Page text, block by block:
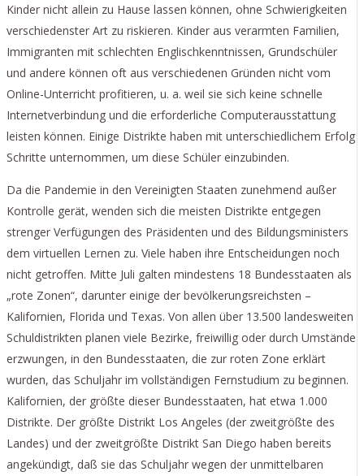
Kinder nicht allein zu Hause lassen können, ohne Schwierigkeiten
verschiedenster Art zu riskieren. Kinder aus verarmten Familien,
Immigranten mit schlechten Englischkenntnissen, Grundschüler
und andere können oft aus verschiedenen Gründen nicht vom
Online-Unterricht profitieren, u. a. weil sie sich keine schnelle
Internetverbindung und die erforderliche Computerausstattung
leisten können. Einige Distrikte haben mit unterschiedlichem Erfolg
Schritte unternommen, um diese Schüler einzubinden.
Da die Pandemie in den Vereinigten Staaten zunehmend außer
Kontrolle gerät, wenden sich die meisten Distrikte entgegen
strenger Verfügungen des Präsidenten und des Bildungsministers
dem virtuellen Lernen zu. Viele haben ihre Entscheidungen noch
nicht getroffen. Mitte Juli galten mindestens 18 Bundesstaaten als
„rote Zonen“, darunter einige der bevölkerungsreichsten –
Kalifornien, Florida und Texas. Von allen über 13.500 landesweiten
Schuldistrikten planen viele Bezirke, freiwillig oder durch Umstände
erzwungen, in den Bundesstaaten, die zur roten Zone erklärt
wurden, das Schuljahr im vollständigen Fernstudium zu beginnen.
Kalifornien, der größte dieser Bundesstaaten, hat etwa 1.000
Distrikte. Der größte Distrikt Los Angeles (der zweitgrößte des
Landes) und der zweitgrößte Distrikt San Diego haben bereits
angekündigt, daß sie das Schuljahr wegen der unmittelbaren